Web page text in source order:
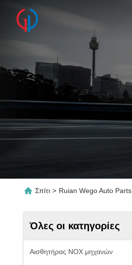
Σπίτι > Ruian Wego Auto
Όλες οι κατηγορίες
Αισθητήρας NOX μηχανών